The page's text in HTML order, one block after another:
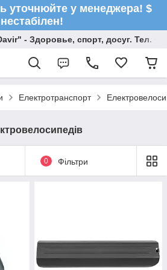
уточнюйте у менеджера! $
нестабілен!
- Здоровье, спорт, досуг. Тел.
Електротранспорт
0 Фільтри